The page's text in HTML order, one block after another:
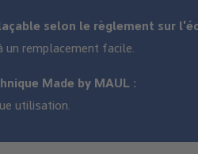
selon le règlement sur
un remplacement facile.
Made by MAUL :
utilisation.